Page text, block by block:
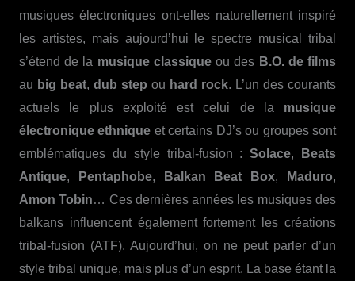
musiques électroniques ont-elles naturellement inspiré
les artistes, mais aujourd’hui le spectre musical tribal
s’étend de la musique classiqueou des B.O. de films
au big beat, dub step ou hard rock. L’un des courants
actuels le plus exploité est celui de la musique
électronique ethnique et certains DJ’s ou groupes sont
emblématiques du style tribal-fusion :Solace,
Beats
Antique, Pentaphobe, Balkan Beat Box, Maduro,
Amon Tobin… Ces dernières années les musiques des
balkans influencent également fortement les créations
tribal-fusion (ATF). Aujourd’hui, on ne peut parler d’un
style tribal unique, mais plus d’un esprit. La base étant la